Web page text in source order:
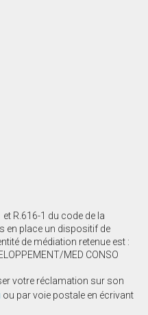
R.616-1 du code de la
en place un dispositif de
de médiation retenue est :
MED CONSO
votre réclamation sur son
ou par voie postale en écrivant